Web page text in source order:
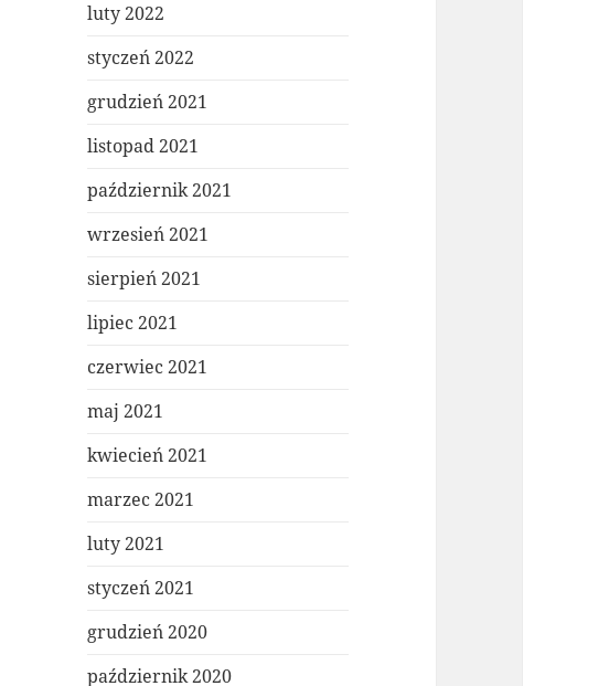
luty 2022
styczeń 2022
grudzień 2021
listopad 2021
październik 2021
wrzesień 2021
sierpień 2021
lipiec 2021
czerwiec 2021
maj 2021
kwiecień 2021
marzec 2021
luty 2021
styczeń 2021
grudzień 2020
październik 2020